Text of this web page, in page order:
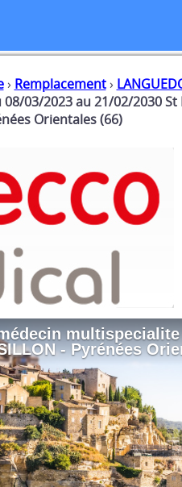
› Remplacement ›
03/2023 au 21/02/2030 St
Orientales (66)
multispecialite
- Pyrénées